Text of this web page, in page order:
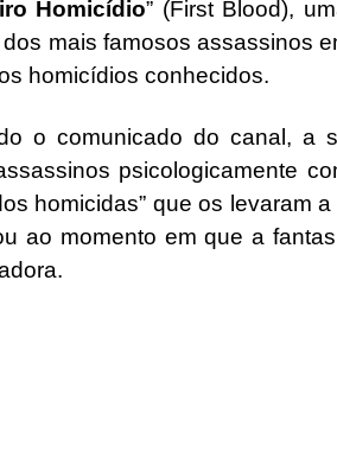
Homicídio” (First Blood),
mais famosos assassinos
homicídios conhecidos.
o comunicado do canal, a
psicologicamente
homicidas” que os levaram
ao momento em que a